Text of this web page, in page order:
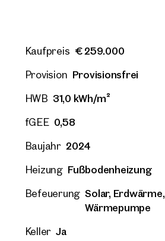
Kaufpreis € 259.000
Provision Provisionsfrei
HWB 31,0 kWh/m²
fGEE 0,58
Baujahr 2024
Heizung Fußbodenheizung
Befeuerung Solar, Erdwärme,
Wärmepumpe
Keller Ja
Erstbezug – Idyllisch im Grünen –
2 Zimmer Balkon Verfügbar sofort
€ 311.000